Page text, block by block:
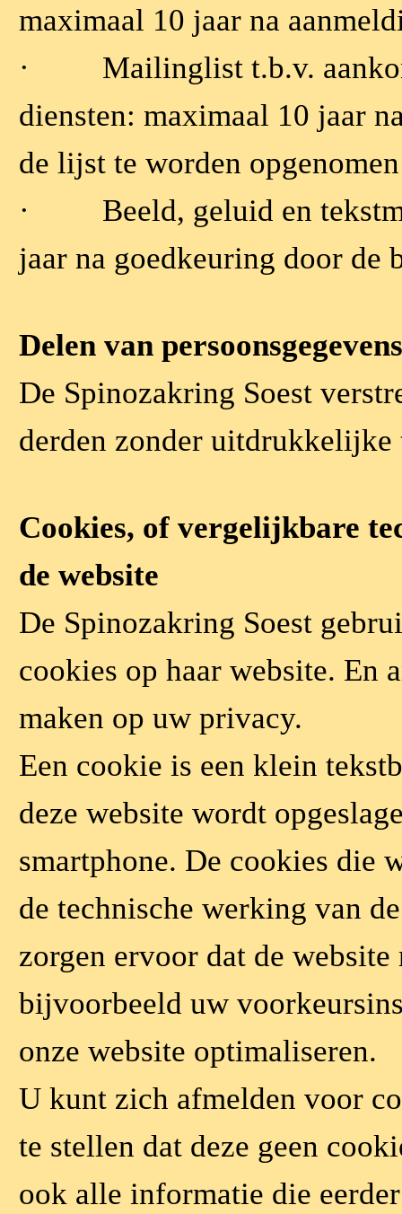
maximaal 10 jaar na
· Mailinglist t.b.v.
diensten: maximaal 10 jaar
de lijst te worden opgenomen
· Beeld, geluid en
jaar na goedkeuring door
Delen van
De Spinozakring Soest
derden zonder uitdrukkelijke
Cookies, of vergelijkbare
de website
De Spinozakring Soest
cookies op haar website. En
maken op uw privacy.
Een cookie is een klein
deze website wordt
smartphone. De cookies
de technische werking van
zorgen ervoor dat de
bijvoorbeeld uw
onze website optimaliseren.
U kunt zich afmelden voor
te stellen dat deze geen
ook alle informatie die